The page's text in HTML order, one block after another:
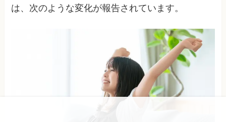
は、次のような変化が報告されています。